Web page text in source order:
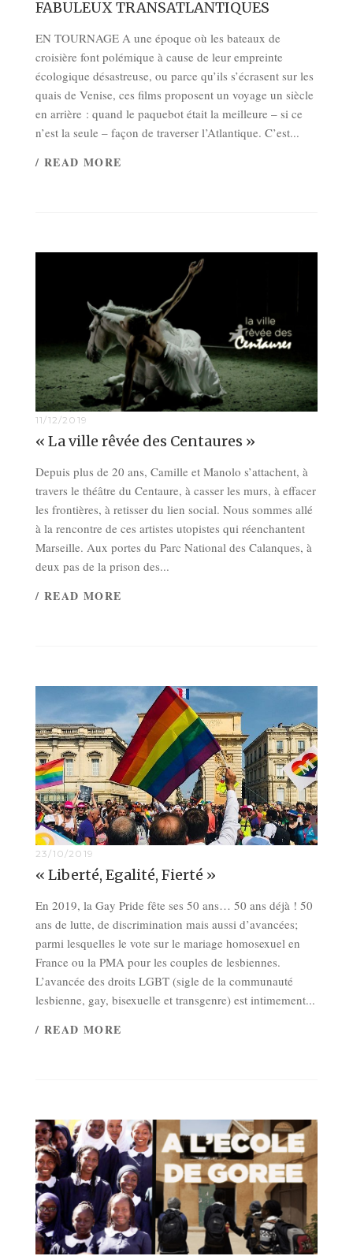
FABULEUX TRANSATLANTIQUES
EN TOURNAGE A une époque où les bateaux de
croisière font polémique à cause de leur empreinte
écologique désastreuse, ou parce qu’ils s’écrasent sur les
quais de Venise, ces films proposent un voyage un siècle
en arrière : quand le paquebot était la meilleure – si ce
n’est la seule – façon de traverser l’Atlantique. C’est...
/ READ MORE
11/12/2019
« La ville rêvée des Centaures »
Depuis plus de 20 ans, Camille et Manolo s’attachent, à
travers le théâtre du Centaure, à casser les murs, à effacer
les frontières, à retisser du lien social. Nous sommes allé
à la rencontre de ces artistes utopistes qui réenchantent
Marseille. Aux portes du Parc National des Calanques, à
deux pas de la prison des...
/ READ MORE
23/10/2019
« Liberté, Egalité, Fierté »
En 2019, la Gay Pride fête ses 50 ans… 50 ans déjà ! 50
ans de lutte, de discrimination mais aussi d’avancées;
parmi lesquelles le vote sur le mariage homosexuel en
France ou la PMA pour les couples de lesbiennes.
L’avancée des droits LGBT (sigle de la communauté
lesbienne, gay, bisexuelle et transgenre) est intimement...
/ READ MORE